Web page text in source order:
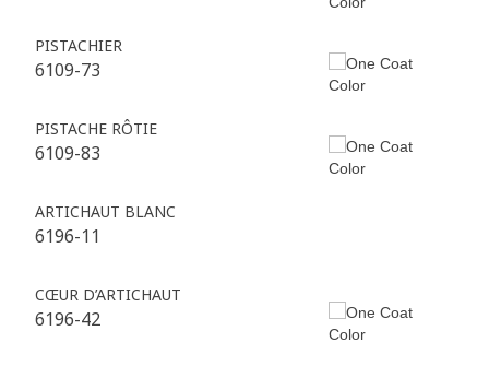
PISTACHIER
6109-73
PISTACHE RÔTIE
6109-83
ARTICHAUT BLANC
6196-11
CŒUR D’ARTICHAUT
6196-42